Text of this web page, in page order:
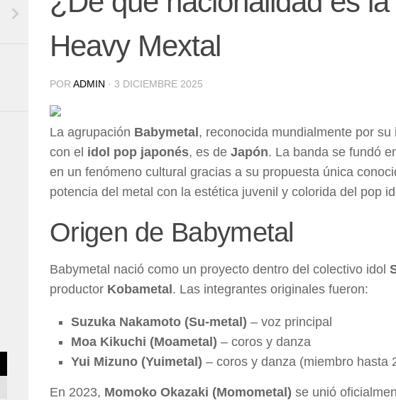
Heavy Mextal
POR ADMIN · 3 DICIEMBRE 2025
La agrupación Babymetal , reconocida mundialmente por
con el idol pop japonés, es de Japón. La banda se fundó
en un fenómeno cultural gracias a su propuesta única
potencia del metal con la estética juvenil y colorida del pop
Origen de Babymetal
Babymetal nació como un proyecto dentro del colectivo idol
productor Kobametal . Las integrantes originales fueron:
Suzuka Nakamoto (Su-metal) – voz principal
Moa Kikuchi (Moametal) – coros y danza
Yui Mizuno (Yuimetal) – coros y danza (miembro hasta
En 2023, Momoko Okazaki (Momometal) se unió